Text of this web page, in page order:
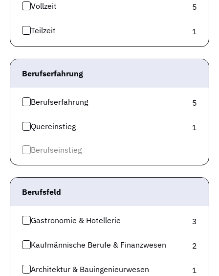
Vollzeit 5
Teilzeit 1
Berufserfahrung
Berufserfahrung 5
Quereinstieg 1
Berufseinstieg
Berufsfeld
Gastronomie & Hotellerie 3
Kaufmännische Berufe & Finanzwesen 2
Architektur & Bauingenieurwesen 1
Alle Jobs»Jobs Ingolstadt»Sap Consultant
Gute Jobs
Alle Jobs
Jobtest
Karriereguide
Über uns
Gute Unternehmen